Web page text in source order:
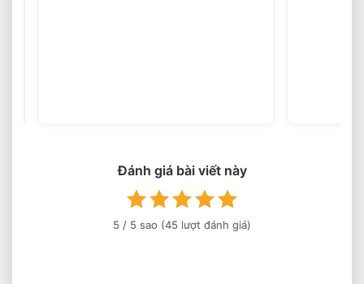
Đánh giá bài viết này
5 / 5 sao (45 lượt đánh giá)